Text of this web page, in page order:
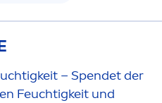
– Spendet der
Feuchtigkeit und